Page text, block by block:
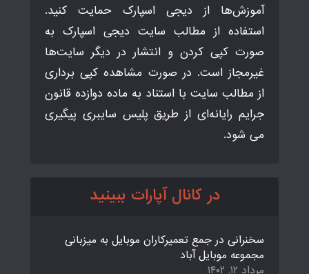
آموزش‌ها از دیجی اسپارک حمایت کنید.
استفاده از مطالب سایت دیجی اسپارک به
صورت کپی کردن و انتشار در دیگر سایت‌ها
غیرمجاز است. در صورت مشاهده کپی برداری
از مطالب سایت با استناد به ماده دوازده قانون
جرایم رایانه‌ای از طریق پلیس سایبری پیگیری
می شود.
در کانال آپارات ببینید
سخنرانی در جمع تعمیرکاران موبایل به میزبانی
مجموعه موبایل آباد